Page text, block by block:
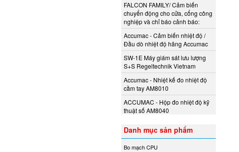
FALCON FAMILY/ Cảm biến
chuyển động cho cửa, cổng công
nghiệp và chỉ báo cảnh báo:
Accumac - Cảm biến nhiệt độ /
Đầu dò nhiệt độ hãng Accumac
SW-1E Máy giám sát lưu lượng
S+S Regeltechnik Vietnam
Accumac - Nhiệt kế đo nhiệt độ
cầm tay AM8010
ACCUMAC - Hộp đo nhiệt độ kỹ
thuật số AM8040
Danh mục sản phẩm
Bo mạch CPU